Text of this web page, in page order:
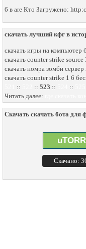
6 в are Кто Загружено:
скачать лучший кфг в
скачать игры на компьютер
скачать counter strike
скачать номра зомби сервер
скачать counter strike 1 6
:: :: 523 :: ::
Читать далее:
Скачать скачать бота для
Скачано: